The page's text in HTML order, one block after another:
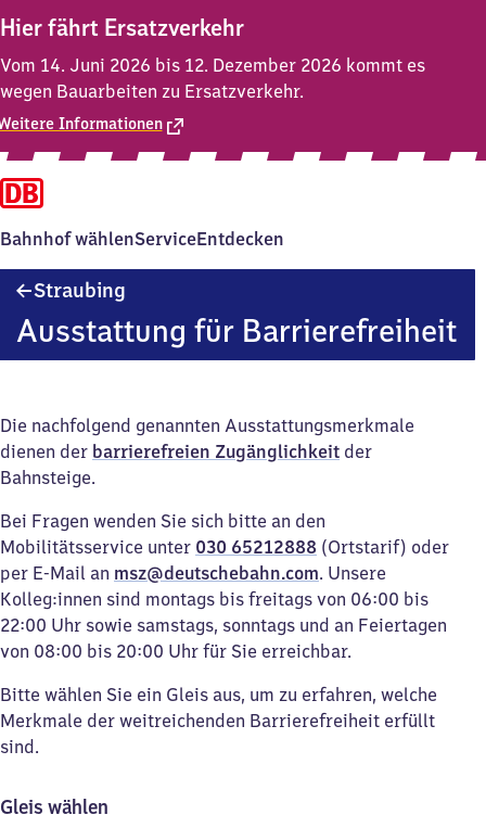
Hier fährt Ersatzverkehr
Vom 14. Juni 2026 bis 12. Dezember 2026 kommt es
wegen Bauarbeiten zu Ersatzverkehr.
Informationen
Bahnhof wählenServiceEntdecken
Straubing
Ausstattung für Barrierefreiheit
Die nachfolgend genannten Ausstattungsmerkmale
dienen der barrierefreien Zugänglichkeit der
Bahnsteige.
Bei Fragen wenden Sie sich bitte an den
Mobilitätsservice unter 030 65212888 (Ortstarif) oder
per E-Mail an msz@deutschebahn.com. Unsere
Kolleg:innen sind montags bis freitags von 06:00 bis
22:00 Uhr sowie samstags, sonntags und an Feiertagen
von 08:00 bis 20:00 Uhr für Sie erreichbar.
Bitte wählen Sie ein Gleis aus, um zu erfahren, welche
Merkmale der weitreichenden Barrierefreiheit erfüllt
sind.
Gleis wählen